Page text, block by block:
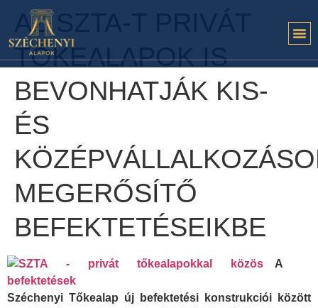
AZ SZTA-T PRIVÁT
TŐKEALAPOK IS
BEVONHATJÁK KIS-
ÉS
MEGERŐSÍTŐ
BEFEKTETÉSEIKBE
A
Széchenyi Tőkealap új befektetési konstrukciói között